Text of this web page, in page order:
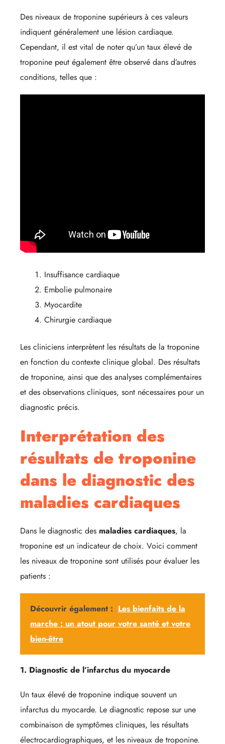
Des niveaux de troponine supérieurs à ces valeurs
indiquent généralement une lésion cardiaque.
Cependant, il est vital de noter qu’un taux élevé de
troponine peut également être observé dans d’autres
conditions, telles que :
Insuffisance cardiaque
Embolie pulmonaire
Myocardite
Chirurgie cardiaque
Les cliniciens interprètent les résultats de la troponine
en fonction du contexte clinique global. Des résultats
de troponine, ainsi que des analyses complémentaires
et des observations cliniques, sont nécessaires pour un
diagnostic précis.
Interprétation des
résultats de troponine
dans le diagnostic des
maladies cardiaques
Dans le diagnostic des maladies cardiaques, la
troponine est un indicateur de choix. Voici comment
les niveaux de troponine sont utilisés pour évaluer les
patients :
Découvrir également : Les bienfaits de la
marche : un atout pour votre santé et votre
bien-être
1. Diagnostic de l’infarctus du myocarde
Un taux élevé de troponine indique souvent un
infarctus du myocarde. Le diagnostic repose sur une
combinaison de symptômes cliniques, les résultats
électrocardiographiques, et les niveaux de troponine.